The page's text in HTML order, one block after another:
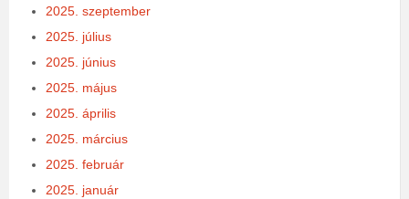
2025. szeptember
2025. július
2025. június
2025. május
2025. április
2025. március
2025. február
2025. január